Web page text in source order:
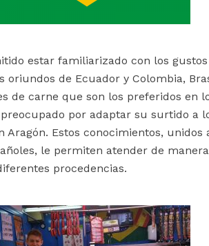
estar familiarizado con los
oriundos de Ecuador y Colombia,
de carne que son los preferidos en
por adaptar su surtido a
Estos conocimientos, unidos
le permiten atender de
procedencias.